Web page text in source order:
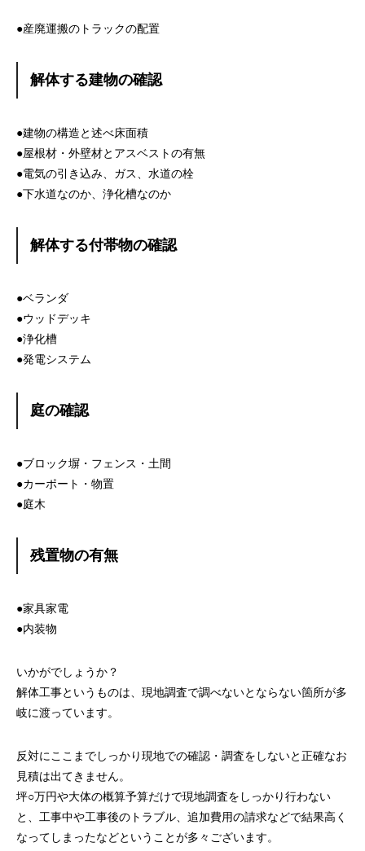
●産廃運搬のトラックの配置
解体する建物の確認
●建物の構造と述べ床面積
●屋根材・外壁材とアスベストの有無
●電気の引き込み、ガス、水道の栓
●下水道なのか、浄化槽なのか
解体する付帯物の確認
●ベランダ
●ウッドデッキ
●浄化槽
●発電システム
庭の確認
●ブロック塀・フェンス・土間
●カーポート・物置
●庭木
残置物の有無
●家具家電
●内装物
いかがでしょうか？
解体工事というものは、現地調査で調べないとならない箇所が多
岐に渡っています。
反対にここまでしっかり現地での確認・調査をしないと正確なお
見積は出てきません。
坪○万円や大体の概算予算だけで現地調査をしっかり行わない
と、工事中や工事後のトラブル、追加費用の請求などで結果高く
なってしまったなどということが多々ございます。